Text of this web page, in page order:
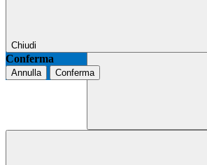
Chiudi
Conferma
Annulla Conferma